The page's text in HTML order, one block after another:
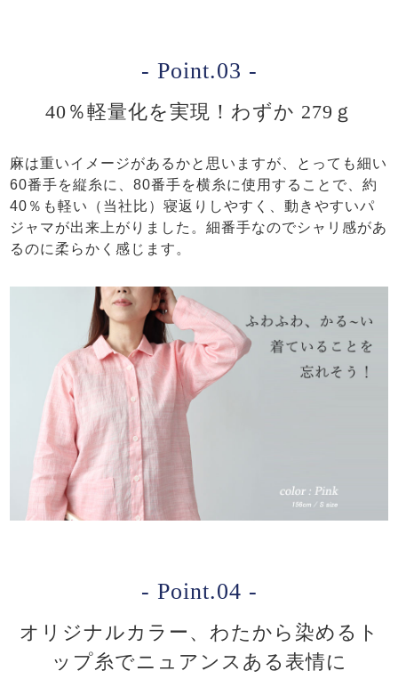
- Point.03 -
40％軽量化を実現！わずか 279ｇ
麻は重いイメージがあるかと思いますが、とっても細い
60番手を縦糸に、80番手を横糸に使用することで、約
40％も軽い（当社比）寝返りしやすく、動きやすいパ
ジャマが出来上がりました。細番手なのでシャリ感があ
るのに柔らかく感じます。
- Point.04 -
オリジナルカラー、わたから染めるト
ップ糸でニュアンスある表情に